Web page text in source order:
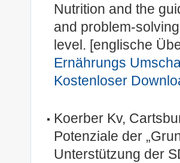
Nutrition and the
and problem-
level. [englische
Ernährungs
Kostenloser
Koerber Kv,
Potenziale der
Unterstützung der